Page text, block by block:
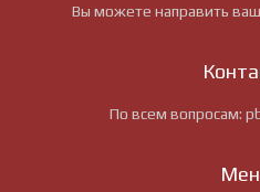
Вы можете направить
По всем вопросам: